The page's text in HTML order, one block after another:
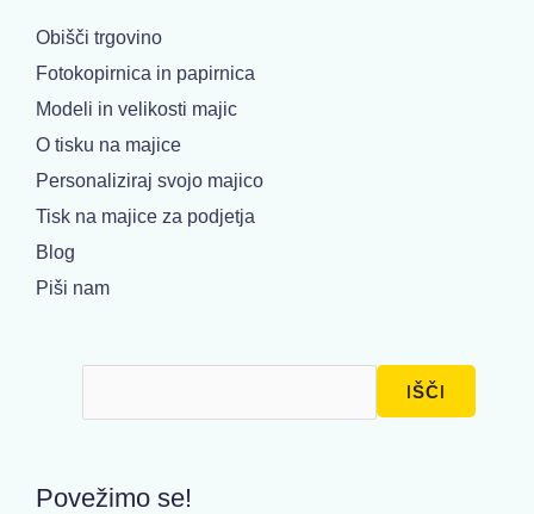
Obišči trgovino
Fotokopirnica in papirnica
Modeli in velikosti majic
O tisku na majice
Personaliziraj svojo majico
Tisk na majice za podjetja
Blog
Piši nam
IŠČI
Povežimo se!